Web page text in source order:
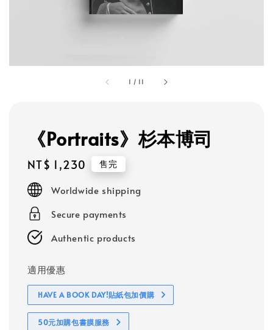
1 / 11
《Portraits》杉本博司
Regular
price
NT$ 1,230 售完
Worldwide shipping
Secure payments
Authentic products
適用優惠
HAVE A BOOK DAY!貼紙包加價購
50元加購包書膜服務